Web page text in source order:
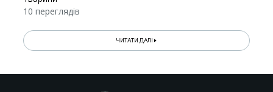
10 переглядів
ЧИТАТИ ДАЛІ